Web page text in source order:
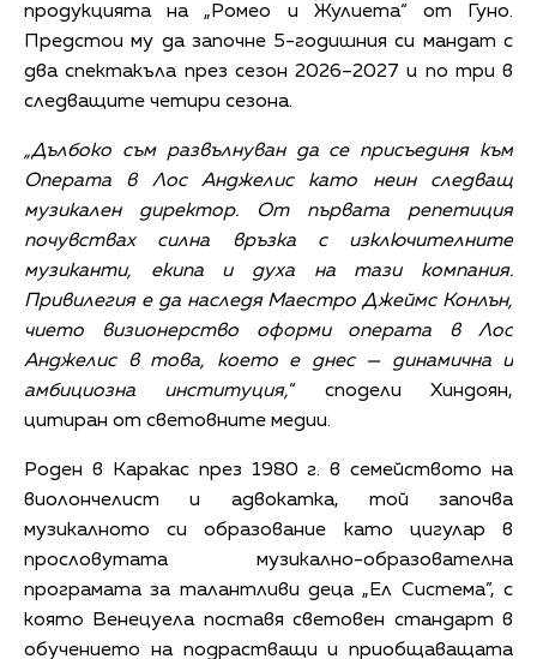
продукцията на „Ромео и Жулиета“ от Гуно.
Предстои му да започне 5-годишния си мандат с
два спектакъла през сезон 2026–2027 и по три в
следващите четири сезона.
„Дълбоко съм развълнуван да се присъединя към
Операта в Лос Анджелис като неин следващ
музикален директор. От първата репетиция
почувствах силна връзка с изключителните
музиканти, екипа и духа на тази компания.
Привилегия е да наследя Маестро Джеймс Конлън,
чието визионерство оформи операта в Лос
Анджелис в това, което е днес — динамична и
амбициозна институция,“ сподели Хиндоян,
цитиран от световните медии.
Роден в Каракас през 1980 г. в семейството на
виолончелист и адвокатка, той започва
музикалното си образование като цигулар в
прословутата музикално-образователна
програмата за талантливи деца „Ел Система”, с
която Венецуела поставя световен стандарт в
обучението на подрастващи и приобщаващата